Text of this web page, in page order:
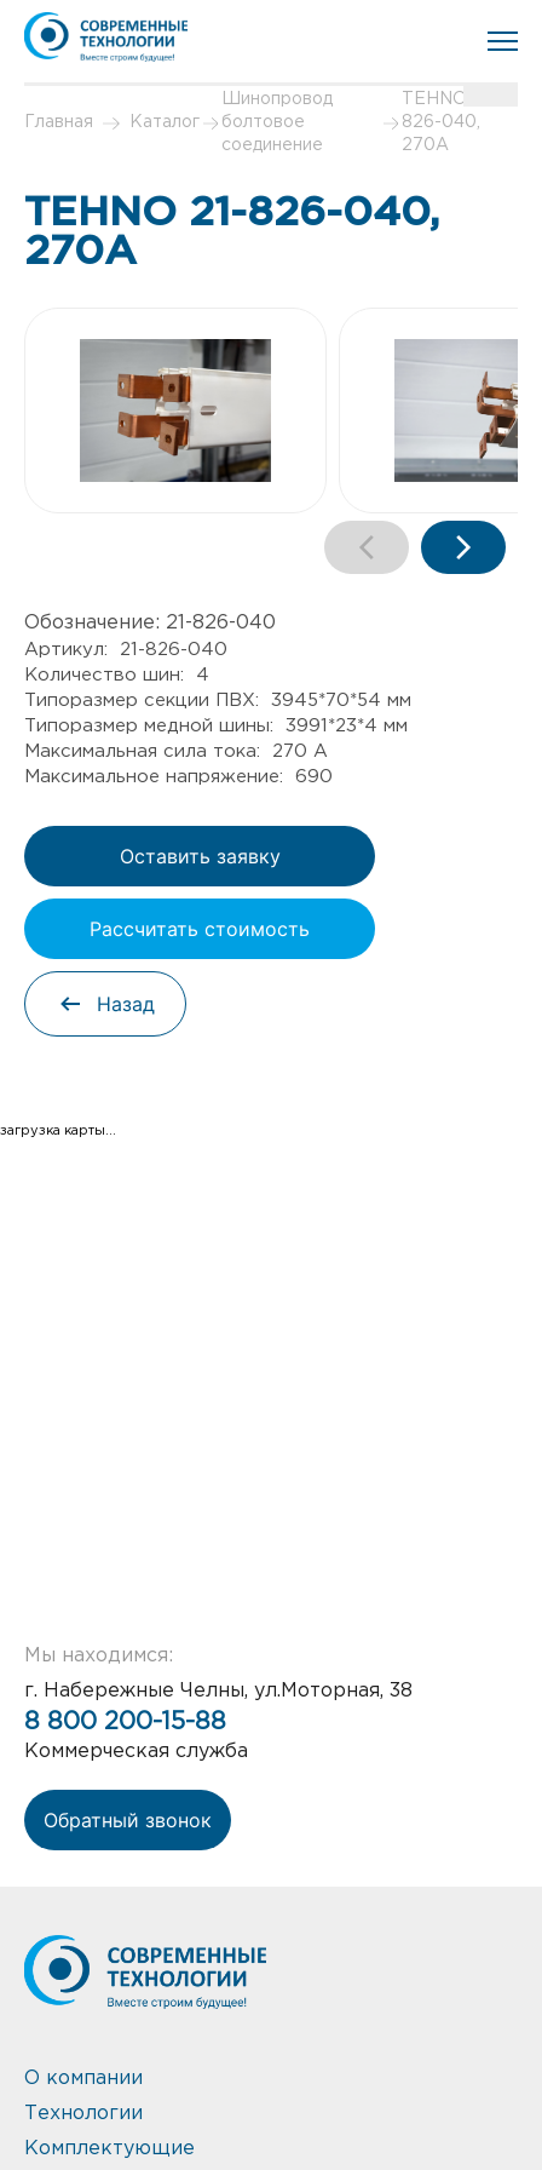
Главная Каталог
Шинопровод
болтовое
соединение
TEHNO 21-
826-040,
270А
TEHNO 21-826-040,
270А
Обозначение: 21-826-040
Артикул: 21-826-040
Количество шин: 4
Типоразмер секции ПВХ: 3945*70*54 мм
Типоразмер медной шины: 3991*23*4 мм
Максимальная сила тока: 270 А
Максимальное напряжение: 690
Оставить заявку
Рассчитать стоимость
Назад
загрузка карты...
Мы находимся:
г. Набережные Челны, ул.Моторная, 38
8 800 200-15-88
Коммерческая служба
Обратный звонок
О компании
Технологии
Комплектующие